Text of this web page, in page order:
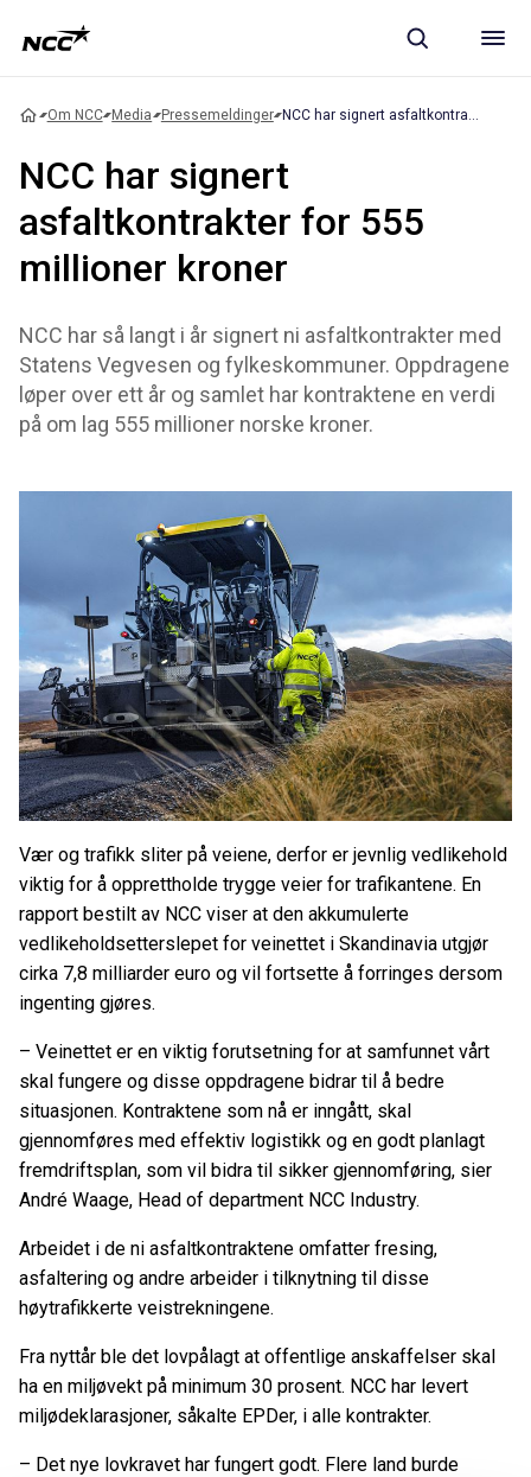
Om NCC Media Pressemeldinger
NCC har signert
asfaltkontrakter for 555
millioner kroner
NCC har så langt i år signert ni asfaltkontrakter med
Statens Vegvesen og fylkeskommuner. Oppdragene
løper over ett år og samlet har kontraktene en verdi
på om lag 555 millioner norske kroner.
Vær og trafikk sliter på veiene, derfor er jevnlig vedlikehold
viktig for å opprettholde trygge veier for trafikantene. En
rapport bestilt av NCC viser at den akkumulerte
vedlikeholdsetterslepet for veinettet i Skandinavia utgjør
cirka 7,8 milliarder euro og vil fortsette å forringes dersom
ingenting gjøres.
– Veinettet er en viktig forutsetning for at samfunnet vårt
skal fungere og disse oppdragene bidrar til å bedre
situasjonen. Kontraktene som nå er inngått, skal
gjennomføres med effektiv logistikk og en godt planlagt
fremdriftsplan, som vil bidra til sikker gjennomføring, sier
André Waage, Head of department NCC Industry.
Arbeidet i de ni asfaltkontraktene omfatter fresing,
asfaltering og andre arbeider i tilknytning til disse
høytrafikkerte veistrekningene.
Fra nyttår ble det lovpålagt at offentlige anskaffelser skal
ha en miljøvekt på minimum 30 prosent. NCC har levert
miljødeklarasjoner, såkalte EPDer, i alle kontrakter.
– Det nye lovkravet har fungert godt. Flere land burde